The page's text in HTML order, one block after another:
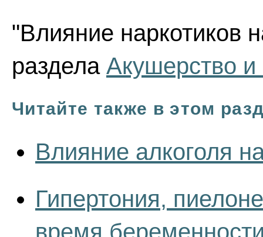
"Влияние наркотиков
раздела Акушерство и
Читайте также в этом
Влияние алкоголя
Гипертония,
время